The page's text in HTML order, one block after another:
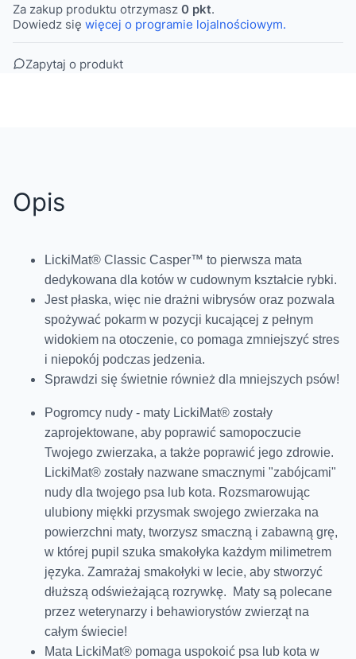
Za zakup produktu otrzymasz 0 pkt.
Dowiedz się więcej o programie lojalnościowym.
Zapytaj o produkt
Opis
LickiMat® Classic Casper™ to pierwsza mata
dedykowana dla kotów w cudownym kształcie rybki.
Jest płaska, więc nie drażni wibrysów oraz pozwala
spożywać pokarm w pozycji kucającej z pełnym
widokiem na otoczenie, co pomaga zmniejszyć stres
i niepokój podczas jedzenia.
Sprawdzi się świetnie również dla mniejszych psów!
Pogromcy nudy - maty LickiMat® zostały
zaprojektowane, aby poprawić samopoczucie
Twojego zwierzaka, a także poprawić jego zdrowie.
LickiMat® zostały nazwane smacznymi "zabójcami"
nudy dla twojego psa lub kota. Rozsmarowując
ulubiony miękki przysmak swojego zwierzaka na
powierzchni maty, tworzysz smaczną i zabawną grę,
w której pupil szuka smakołyka każdym milimetrem
języka. Zamrażaj smakołyki w lecie, aby stworzyć
dłuższą odświeżającą rozrywkę. Maty są polecane
przez weterynarzy i behawiorystów zwierząt na
całym świecie!
Mata LickiMat® pomaga uspokoić psa lub kota w